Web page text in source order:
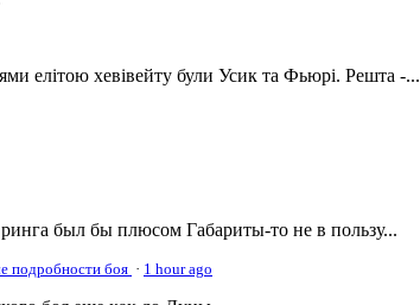
елітою хевівейту були Усик та Фьюрі. Решта -...
был бы плюсом Габариты-то не в пользу...
подробности боя · 1 hour ago